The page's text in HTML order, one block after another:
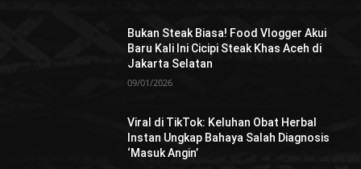
Bukan Steak Biasa! Food Vlogger Akui
Baru Kali Ini Cicipi Steak Khas Aceh di
Jakarta Selatan
09/01/2026
Viral di TikTok: Keluhan Obat Herbal
Instan Ungkap Bahaya Salah Diagnosis
‘Masuk Angin’